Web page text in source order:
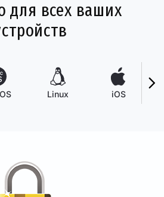
для всех ваших
Linux iOS